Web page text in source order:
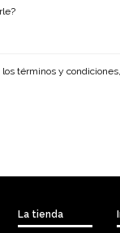
los términos y
La tienda